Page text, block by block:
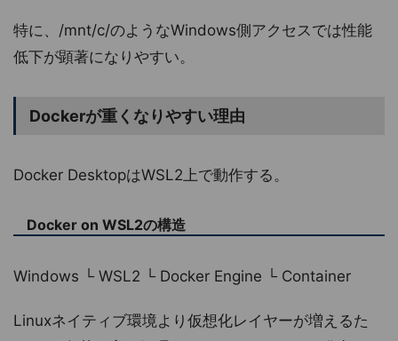
特に、/mnt/c/のようなWindows側アクセスでは性能
低下が顕著になりやすい。
Dockerが重くなりやすい理由
Docker DesktopはWSL2上で動作する。
Docker on WSL2の構造
Windows └ WSL2 └ Docker Engine └ Container
Linuxネイティブ環境より仮想化レイヤーが増えるた